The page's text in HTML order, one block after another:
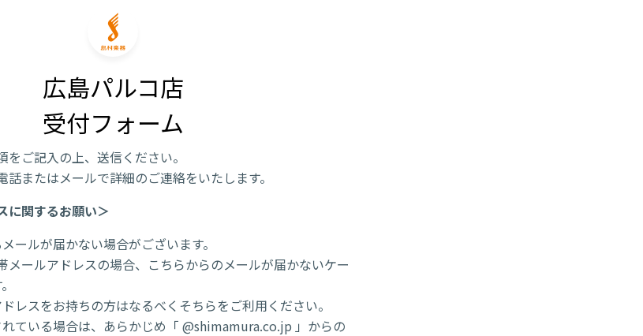
広島パルコ店
受付フォーム
ご記入の上、送信ください。
またはメールで詳細のご連絡をいたします。
に関するお願い＞
ールが届かない場合がございます。
メールアドレスの場合、こちらからのメールが届かないケー
レスをお持ちの方はなるべくそちらをご利用ください。
ている場合は、あらかじめ「 @shimamura.co.jp 」からの